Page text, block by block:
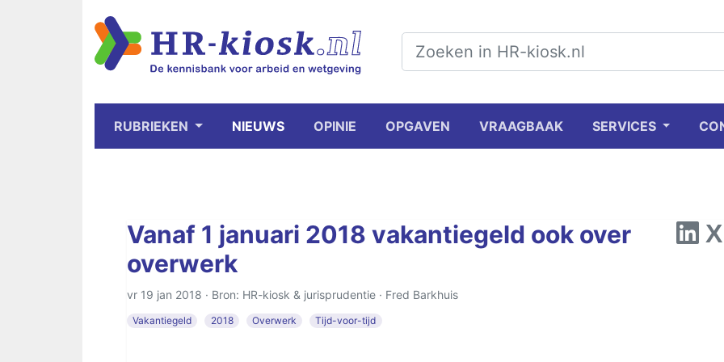
RUBRIEKEN NIEUWS OPINIE OPGAVEN VRAAGBAAK SERVICES
Vanaf 1 januari 2018 vakantiegeld ook over
overwerk
vr 19 jan 2018 · Bron: HR-kiosk & jurisprudentie · Fred Barkhuis
Vakantiegeld 2018 Overwerk Tijd-voor-tijd